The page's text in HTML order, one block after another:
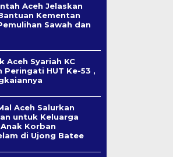
Aceh Jelaskan
Kementan
Sawah dan
Aceh Syariah KC
Peringati HUT Ke-53 ,
Aceh Salurkan
untuk Keluarga
Korban
di Ujong Batee